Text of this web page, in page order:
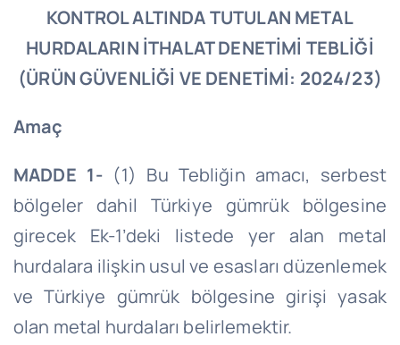
KONTROL ALTINDA TUTULAN METAL
HURDALARIN İTHALAT DENETİMİ TEBLİĞİ
(ÜRÜN GÜVENLİĞİ VE DENETİMİ: 2024/23)
Amaç
MADDE 1-(1) Bu Tebliğin amacı, serbest
bölgeler dahil Türkiye gümrük bölgesine
girecek Ek-1’deki listede yer alan metal
hurdalara ilişkin usul ve esasları düzenlemek
ve Türkiye gümrük bölgesine girişi yasak
olan metal hurdaları belirlemektir.